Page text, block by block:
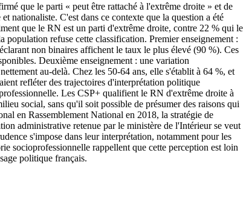
que le parti « peut être rattaché à l'extrême droite » et de
nationaliste. C'est dans ce contexte que la question a été
que le RN est un parti d'extrême droite, contre 22 % qui le
refuse cette classification. Premier enseignement :
non binaires affichent le taux le plus élevé (90 %). Ces
Deuxième enseignement : une variation
au-delà. Chez les 50-64 ans, elle s'établit à 64 %, et
refléter des trajectoires d'interprétation politique
Les CSP+ qualifient le RN d'extrême droite à
social, sans qu'il soit possible de présumer des raisons qui
en Rassemblement National en 2018, la stratégie de
administrative retenue par le ministère de l'Intérieur se veut
s'impose dans leur interprétation, notamment pour les
socioprofessionnelle rappellent que cette perception est loin
politique français.